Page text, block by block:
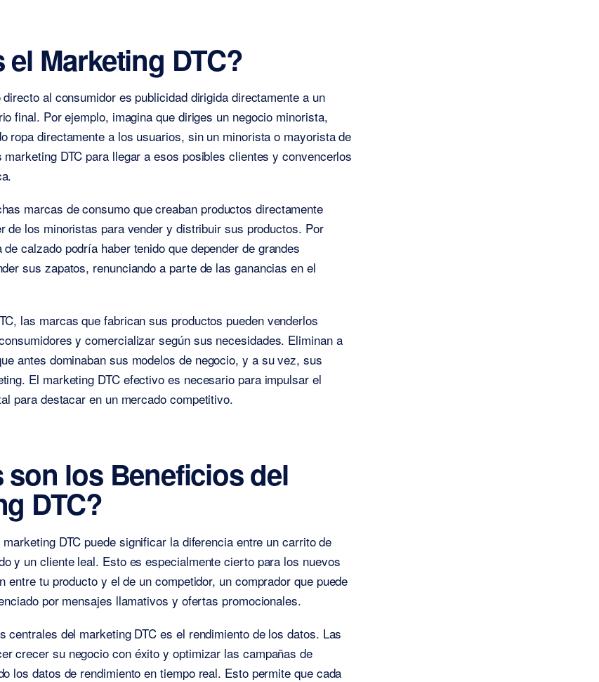
el Marketing DTC?
al consumidor es publicidad dirigida directamente a un
final. Por ejemplo, imagina que diriges un negocio minorista,
ropa directamente a los usuarios, sin un minorista o mayorista de
DTC para llegar a esos posibles clientes y convencerlos
marcas de consumo que creaban productos directamente
de los minoristas para vender y distribuir sus productos. Por
calzado podría haber tenido que depender de grandes
sus zapatos, renunciando a parte de las ganancias en el
las marcas que fabrican sus productos pueden venderlos
y comercializar según sus necesidades. Eliminan a
antes dominaban sus modelos de negocio, y a su vez, sus
El marketing DTC efectivo es necesario para impulsar el
para destacar en un mercado competitivo.
son los Beneficios del
DTC?
DTC puede significar la diferencia entre un carrito de
y un cliente leal. Esto es especialmente cierto para los nuevos
entre tu producto y el de un competidor, un comprador que puede
por mensajes llamativos y ofertas promocionales.
centrales del marketing DTC es el rendimiento de los datos. Las
crecer su negocio con éxito y optimizar las campañas de
los datos de rendimiento en tiempo real. Esto permite que cada